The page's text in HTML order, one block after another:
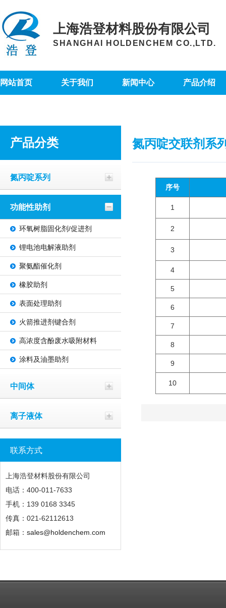
上海浩登材料股份有限公司
SHANGHAI HOLDENCHEM CO.,LTD.
网站首页 关于我们 新闻中心 产品介绍
产品分类
氮丙啶系列
功能性助剂
环氧树脂固化剂/促进剂
锂电池电解液助剂
聚氨酯催化剂
橡胶助剂
表面处理助剂
火箭推进剂键合剂
高浓度含酚废水吸附材料
涂料及油墨助剂
中间体
离子液体
联系方式
上海浩登材料股份有限公司
电话：400-011-7633
手机：139 0168 3345
传真：021-62112613
邮箱： sales@holdenchem.com
氮丙啶交联剂系
序号
1
2
3
4
5
6
7
8
9
10